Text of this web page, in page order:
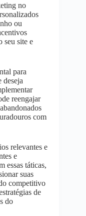
no
ou
seu site e
para
deseja
reengajar
com
relevantes e
e
essas táticas,
suas
competitivo
de
do